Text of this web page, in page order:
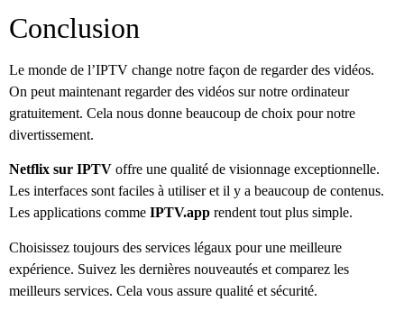
Conclusion
Le monde de l’IPTV change notre façon de regarder des vidéos.
On peut maintenant regarder des vidéos sur notre ordinateur
gratuitement. Cela nous donne beaucoup de choix pour notre
divertissement.
Netflix sur IPTV offre une qualité de visionnage exceptionnelle.
Les interfaces sont faciles à utiliser et il y a beaucoup de contenus.
Les applications comme IPTV.app rendent tout plus simple.
Choisissez toujours des services légaux pour une meilleure
expérience. Suivez les dernières nouveautés et comparez les
meilleurs services. Cela vous assure qualité et sécurité.